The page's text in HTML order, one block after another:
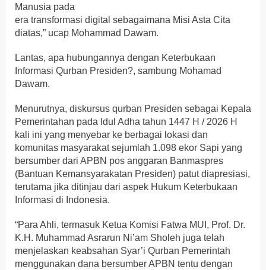
Manusia pada
era transformasi digital sebagaimana Misi Asta Cita
diatas,” ucap Mohammad Dawam.
Lantas, apa hubungannya dengan Keterbukaan
Informasi Qurban Presiden?, sambung Mohamad
Dawam.
Menurutnya, diskursus qurban Presiden sebagai Kepala
Pemerintahan pada Idul Adha tahun 1447 H / 2026 H
kali ini yang menyebar ke berbagai lokasi dan
komunitas masyarakat sejumlah 1.098 ekor Sapi yang
bersumber dari APBN pos anggaran Banmaspres
(Bantuan Kemansyarakatan Presiden) patut diapresiasi,
terutama jika ditinjau dari aspek Hukum Keterbukaan
Informasi di Indonesia.
“Para Ahli, termasuk Ketua Komisi Fatwa MUI, Prof. Dr.
K.H. Muhammad Asrarun Ni’am Sholeh juga telah
menjelaskan keabsahan Syar’i Qurban Pemerintah
menggunakan dana bersumber APBN tentu dengan